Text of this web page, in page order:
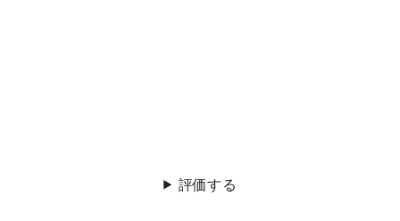
評価する